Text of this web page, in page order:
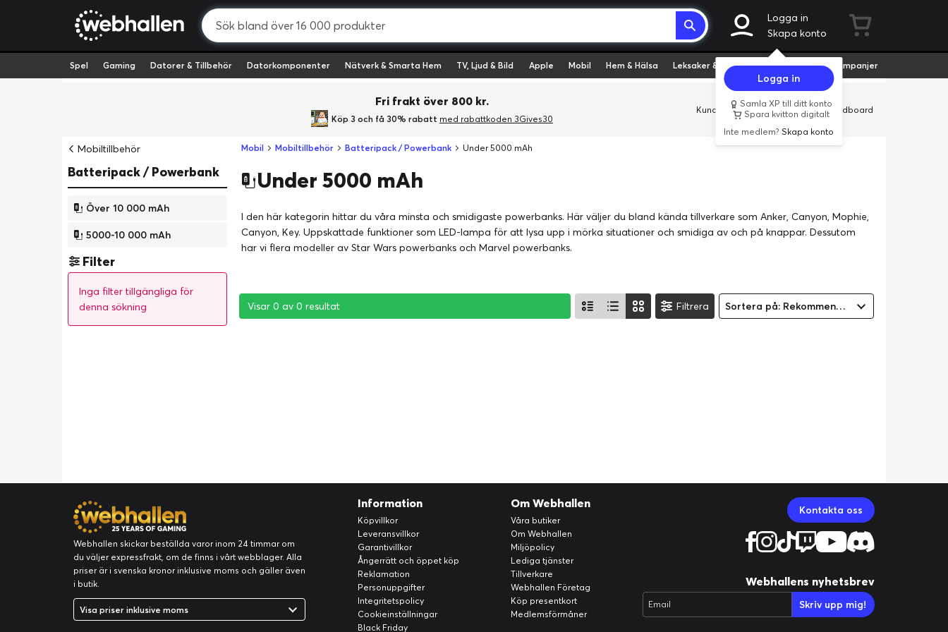
Logga in
Skapa konto
Logga in
Samla XP till ditt konto
Spara kvitton digitalt
Inte medlem?Skapa konto
Spel Gaming Datorer & Tillbehör Datorkomponenter Nätverk & Smarta Hem TV, Ljud & Bild Apple Mobil Hem & Hälsa Leksaker & Hobby Fyndvaror Kampanjer
Fri frakt över 800 kr.
Köp 3 och få 30% rabatt med rabattkoden 3Gives30
Kundservice Butiker Företag Cardboard
Mobiltillbehör
Batteripack / Powerbank
Över 10 000 mAh
5000-10 000 mAh
Filter
Inga filter tillgängliga för
denna sökning
Mobil Mobiltillbehör Batteripack / Powerbank Under 5000 mAh
Under 5000 mAh
I den här kategorin hittar du våra minsta och smidigaste powerbanks. Här väljer du bland kända tillverkare som Anker, Canyon, Mophie,
Canyon, Key. Uppskattade funktioner som LED-lampa för att lysa upp i mörka situationer och smidiga av och på knappar. Dessutom
har vi flera modeller av Star Wars powerbanks och Marvel powerbanks.
Visar 0 av 0 resultat
Visar 0 av 0 resultat
Visar 0 av 0 resultat Filtrera Sortera på: Rekommenderad
Webhallen skickar beställda varor inom 24 timmar om
du väljer expressfrakt, om de finns i vårt webblager. Alla
priser är i svenska kronor inklusive moms och gäller även
i butik.
Visa priser inklusive moms
Information
Köpvillkor
Leveransvillkor
Garantivillkor
Ångerrätt och öppet köp
Reklamation
Personuppgifter
Integritetspolicy
Cookieinställningar
Black Friday
Om Webhallen
Våra butiker
Om Webhallen
Miljöpolicy
Lediga tjänster
Tillverkare
Webhallen Företag
Köp presentkort
Medlemsförmåner
Kontakta oss
Webhallens nyhetsbrev
Email Skriv upp mig!